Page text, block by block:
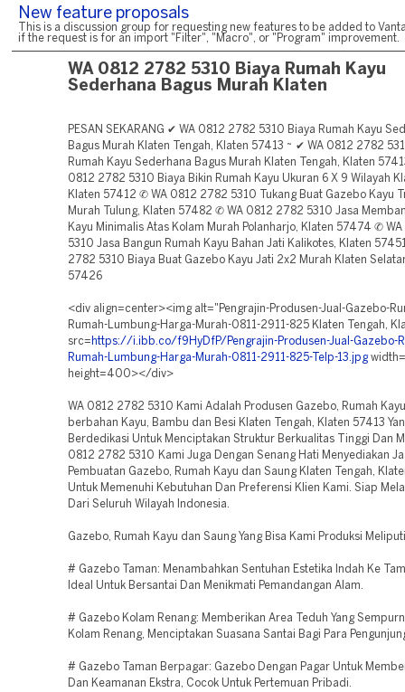
New feature proposals
This is a discussion group for requesting new features to be added to
if the request is for an import "Filter", "Macro", or "Program" improvement.
WA 0812 2782 5310 Biaya Rumah Kayu
Sederhana Bagus Murah Klaten
PESAN SEKARANG ✔ WA 0812 2782 5310 Biaya Rumah Kayu
Bagus Murah Klaten Tengah, Klaten 57413 ~ ✔ WA 0812 2782
Rumah Kayu Sederhana Bagus Murah Klaten Tengah, Klaten
0812 2782 5310 Biaya Bikin Rumah Kayu Ukuran 6 X 9 Wilayah
Klaten 57412 ✆ WA 0812 2782 5310 Tukang Buat Gazebo Kayu
Murah Tulung, Klaten 57482 ✆ WA 0812 2782 5310 Jasa
Kayu Minimalis Atas Kolam Murah Polanharjo, Klaten 57474 ✆
5310 Jasa Bangun Rumah Kayu Bahan Jati Kalikotes, Klaten
2782 5310 Biaya Buat Gazebo Kayu Jati 2x2 Murah Klaten
57426
<div align=center><img alt="Pengrajin-Produsen-Jual-Gazebo-
Rumah-Lumbung-Harga-Murah-0811-2911-825 Klaten Tengah,
src= https://i.ibb.co/f9HyDfP/Pengrajin-Produsen-Jual-Gazebo-
Rumah-Lumbung-Harga-Murah-0811-2911-825-Telp-13.jpg
height=400></div>
WA 0812 2782 5310 Kami Adalah Produsen Gazebo, Rumah
berbahan Kayu, Bambu dan Besi Klaten Tengah, Klaten 57413
Berdedikasi Untuk Menciptakan Struktur Berkualitas Tinggi Dan
0812 2782 5310 Kami Juga Dengan Senang Hati Menyediakan
Pembuatan Gazebo, Rumah Kayu dan Saung Klaten Tengah,
Untuk Memenuhi Kebutuhan Dan Preferensi Klien Kami. Siap
Dari Seluruh Wilayah Indonesia.
Gazebo, Rumah Kayu dan Saung Yang Bisa Kami Produksi
# Gazebo Taman: Menambahkan Sentuhan Estetika Indah Ke
Ideal Untuk Bersantai Dan Menikmati Pemandangan Alam.
# Gazebo Kolam Renang: Memberikan Area Teduh Yang
Kolam Renang, Menciptakan Suasana Santai Bagi Para
# Gazebo Taman Berpagar: Gazebo Dengan Pagar Untuk
Dan Keamanan Ekstra, Cocok Untuk Pertemuan Pribadi.